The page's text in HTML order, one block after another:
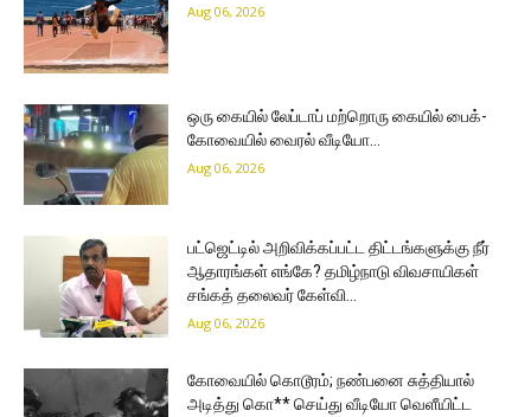
Aug 06, 2026
ஒரு கையில் லேப்டாப் மற்றொரு கையில் பைக்-
கோவையில் வைரல் வீடியோ…
Aug 06, 2026
பட்ஜெட்டில் அறிவிக்கப்பட்ட திட்டங்களுக்கு நீர்
ஆதாரங்கள் எங்கே? தமிழ்நாடு விவசாயிகள்
சங்கத் தலைவர் கேள்வி…
Aug 06, 2026
கோவையில் கொடூரம்; நண்பனை சுத்தியால்
அடித்து கொ** செய்து வீடியோ வெளீயிட்ட